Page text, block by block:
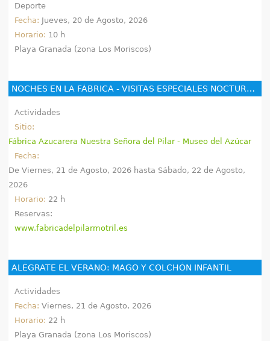
Deporte
Fecha: Jueves, 20 de Agosto, 2026
Horario: 10 h
Playa Granada (zona Los Moriscos)
NOCHES EN LA FÁBRICA - VISITAS ESPECIALES NOCTURNAS - MUSEO INDUSTRIAL FÁBRICA DEL PILAR
Actividades
Sitio:
Fábrica Azucarera Nuestra Señora del Pilar - Museo del Azúcar
Fecha:
DeViernes, 21 de Agosto, 2026 hasta Sábado, 22 de Agosto,
2026
Horario: 22 h
Reservas:
www.fabricadelpilarmotril.es
ALÉGRATE EL VERANO: MAGO Y COLCHÓN INFANTIL
Actividades
Fecha:Viernes, 21 de Agosto, 2026
Horario: 22 h
Playa Granada (zona Los Moriscos)